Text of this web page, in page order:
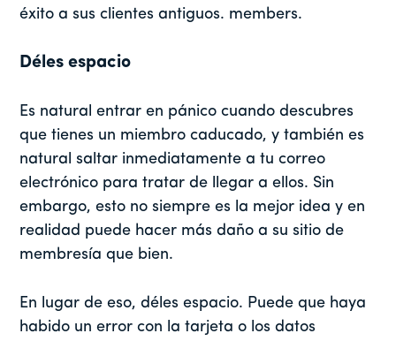
éxito a sus clientes antiguos. members.
Déles espacio
Es natural entrar en pánico cuando descubres
que tienes un miembro caducado, y también es
natural saltar inmediatamente a tu correo
electrónico para tratar de llegar a ellos. Sin
embargo, esto no siempre es la mejor idea y en
realidad puede hacer más daño a su sitio de
membresía que bien.
En lugar de eso, déles espacio. Puede que haya
habido un error con la tarjeta o los datos